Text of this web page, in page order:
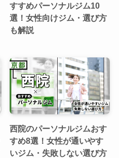
すすめパーソナルジム10
選！女性向けジム・選び方
も解説
西院のパーソナルジムおす
すめ8選！女性が通いやす
いジム・失敗しない選び方